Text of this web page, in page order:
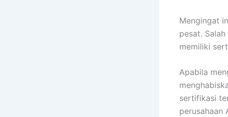
Mengingat
pesat.
memiliki
Apabila
sertifikasi
perusahaan